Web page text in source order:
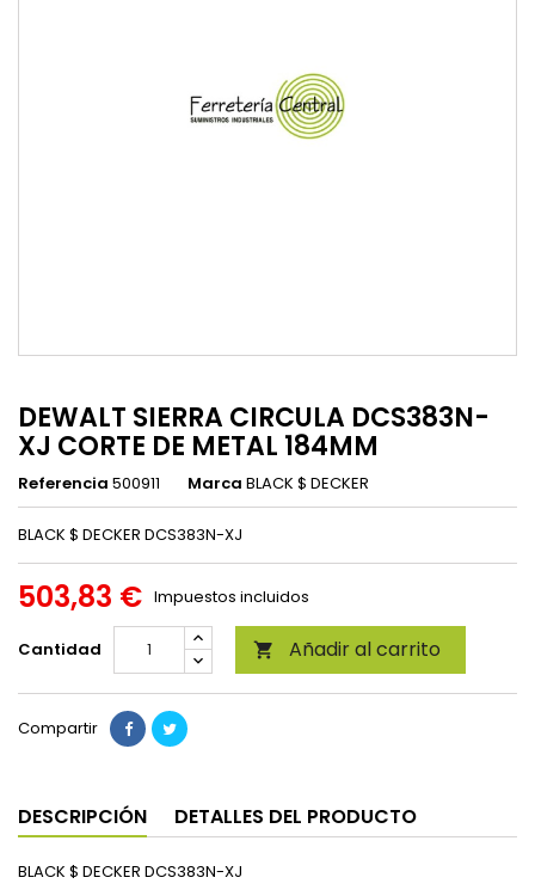
DEWALT SIERRA CIRCULA DCS383N-
XJ CORTE DE METAL 184MM
Referencia 500911 Marca BLACK $ DECKER
BLACK $ DECKER DCS383N-XJ
503,83 € Impuestos incluidos
Cantidad  Añadir al carrito
Compartir
DESCRIPCIÓN DETALLES DEL PRODUCTO
BLACK $ DECKER DCS383N-XJ